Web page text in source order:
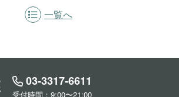
一覧へ
03-3317-6611
受付時間：9:00〜21:00